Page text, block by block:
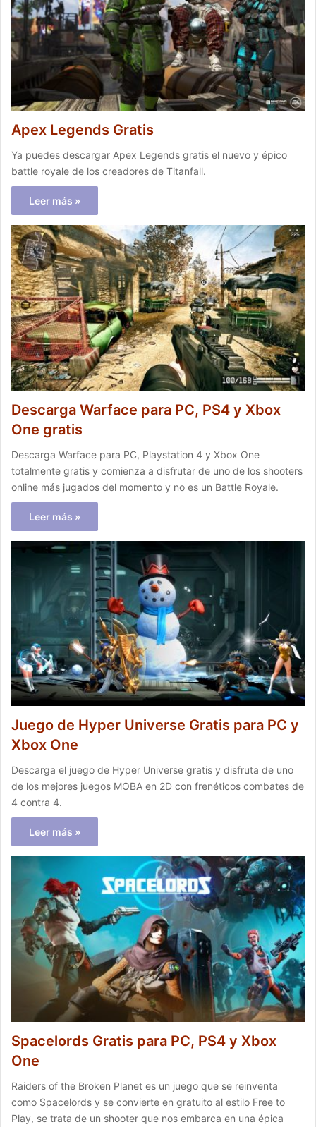
Apex Legends Gratis
Ya puedes descargar Apex Legends gratis el nuevo y épico
battle royale de los creadores de Titanfall.
Leer más »
Descarga Warface para PC, PS4 y Xbox
One gratis
Descarga Warface para PC, Playstation 4 y Xbox One
totalmente gratis y comienza a disfrutar de uno de los shooters
online más jugados del momento y no es un Battle Royale.
Leer más »
Juego de Hyper Universe Gratis para PC y
Xbox One
Descarga el juego de Hyper Universe gratis y disfruta de uno
de los mejores juegos MOBA en 2D con frenéticos combates de
4 contra 4.
Leer más »
Spacelords Gratis para PC, PS4 y Xbox
One
Raiders of the Broken Planet es un juego que se reinventa
como Spacelords y se convierte en gratuito al estilo Free to
Play, se trata de un shooter que nos embarca en una épica